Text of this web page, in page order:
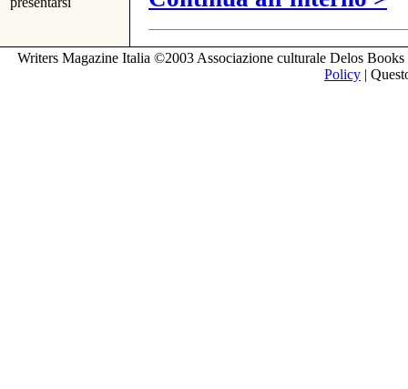
Writers Magazine Italia ©2003 Associazione culturale Delos
Policy |